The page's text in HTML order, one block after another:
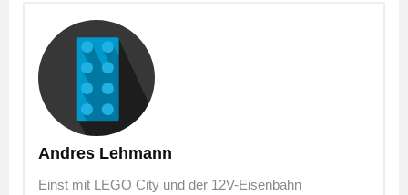
Andres Lehmann
Einst mit LEGO City und der 12V-Eisenbahn